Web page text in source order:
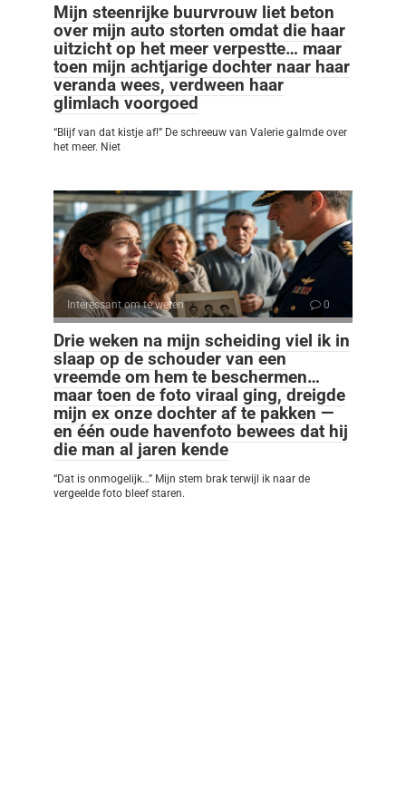
Mijn steenrijke buurvrouw liet beton
over mijn auto storten omdat die haar
uitzicht op het meer verpestte… maar
toen mijn achtjarige dochter naar haar
veranda wees, verdween haar
glimlach voorgoed
“Blijf van dat kistje af!” De schreeuw van Valerie galmde over
het meer. Niet
Interessant om te weten 0
Drie weken na mijn scheiding viel ik in
slaap op de schouder van een
vreemde om hem te beschermen…
maar toen de foto viraal ging, dreigde
mijn ex onze dochter af te pakken —
en één oude havenfoto bewees dat hij
die man al jaren kende
“Dat is onmogelijk…” Mijn stem brak terwijl ik naar de
vergeelde foto bleef staren.